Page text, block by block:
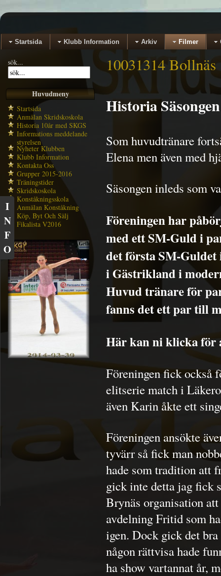
Startsida Klubb Information Arkiv Filmer
sök...
Huvudmeny
Startsida
Anmälan Skridskoskola
Historia 10år med SKGS
Informations meddelande
styrelsen
Nyheter Klubben
Klubb Information
Kontakta Oss
Grupper 2015-2016
Träningstider
Skridskoskola
Konståkningsskola
Anmälan Konståkning
Köp, Byt Och Sälj
Fikalista V2016
10031314 Bollnäs
Historia
Som huvudtränare
Elena men även med
Säsongen inleds som
Föreningen har
med ett SM-Guld i
det första SM-Guldet
i Gästrikland i
Huvud tränare för
fanns det ett par till
Här kan ni klicka för
Föreningen fick också
elitserie match i
även Karin åkte ett
Föreningen ansökte
tyvärr så fick man
hade som tradition att
gick inte detta jag fick
Brynäs organisation
avdelning Fritid som
igen. Dock gick det
någon rättvisa hade
ha show vartannat år,
I
N
F
O